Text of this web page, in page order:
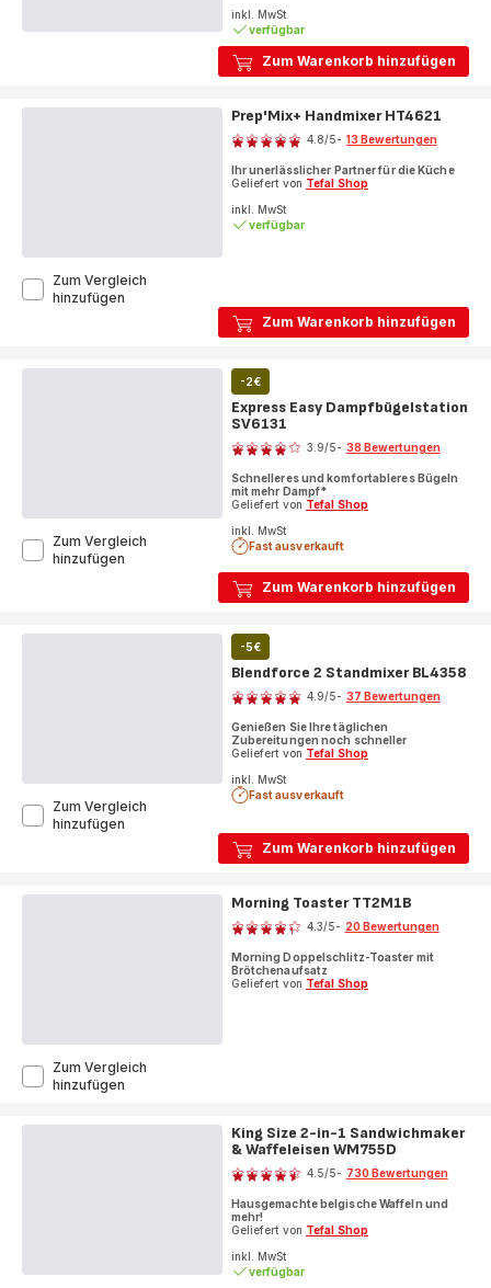
Zum Warenkorb hinzufügen
inkl. MwSt
verfügbar
Zum Warenkorb hinzufügen
Prep'Mix+ Handmixer HT4621
Bewertung
4.8/5- 13 Bewertungen
Ihr unerlässlicher Partner für die Küche
Geliefert von Tefal Shop
inkl. MwSt
verfügbar
Zum Vergleich
hinzufügen
Zum Warenkorb hinzufügen
-2€
Express Easy Dampfbügelstation
SV6131
Bewertung
3.9/5- 38 Bewertungen
Schnelleres und komfortableres Bügeln
mit mehr Dampf*
Geliefert von Tefal Shop
inkl. MwSt
Fast ausverkauft
Zum Vergleich
hinzufügen
Dampfbügelstation
Zum Warenkorb hinzufügen
-5€
Blendforce 2 Standmixer BL4358
Bewertung
4.9/5- 37 Bewertungen
Genießen Sie Ihre täglichen
Zubereitungen noch schneller
Geliefert von Tefal Shop
inkl. MwSt
Fast ausverkauft
Zum Vergleich
hinzufügen
Morning Toaster TT2M1B
Bewertung
4.3/5- 20 Bewertungen
Morning Doppelschlitz-Toaster mit
Brötchenaufsatz
Geliefert von Tefal Shop
Zum Vergleich
hinzufügen
King Size 2-in-1 Sandwichmaker
& Waffeleisen WM755D
Bewertung
4.5/5- 730 Bewertungen
Hausgemachte belgische Waffeln und
mehr!
Geliefert von Tefal Shop
inkl. MwSt
verfügbar